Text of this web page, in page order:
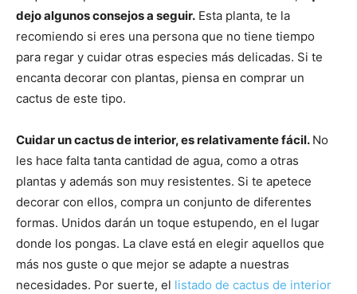
dejo algunos consejos a seguir. Esta planta, te la
recomiendo si eres una persona que no tiene tiempo
para regar y cuidar otras especies más delicadas. Si te
encanta decorar con plantas, piensa en comprar un
cactus de este tipo.
Cuidar un cactus de interior, es relativamente fácil. No
les hace falta tanta cantidad de agua, como a otras
plantas y además son muy resistentes. Si te apetece
decorar con ellos, compra un conjunto de diferentes
formas. Unidos darán un toque estupendo, en el lugar
donde los pongas. La clave está en elegir aquellos que
más nos guste o que mejor se adapte a nuestras
necesidades. Por suerte, el listado de cactus de interior